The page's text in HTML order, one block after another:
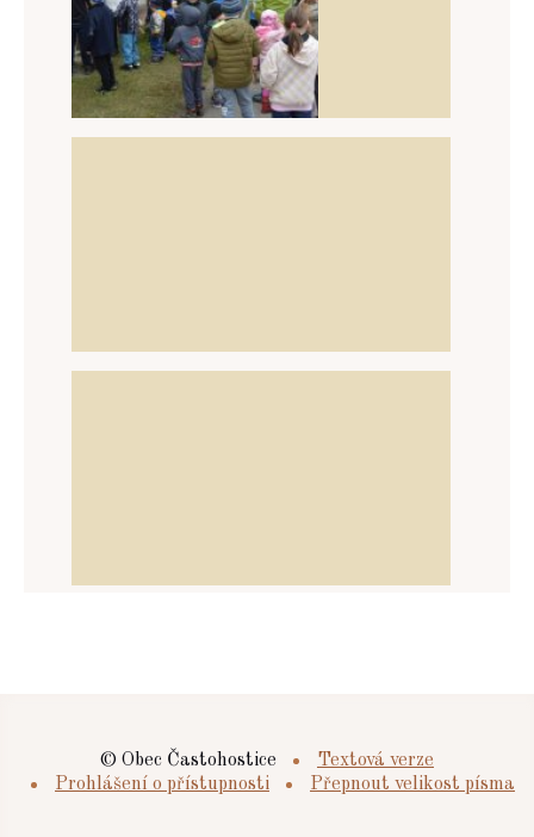
© Obec Častohostice
Textová verze
Prohlášení o přístupnosti
Přepnout velikost písma